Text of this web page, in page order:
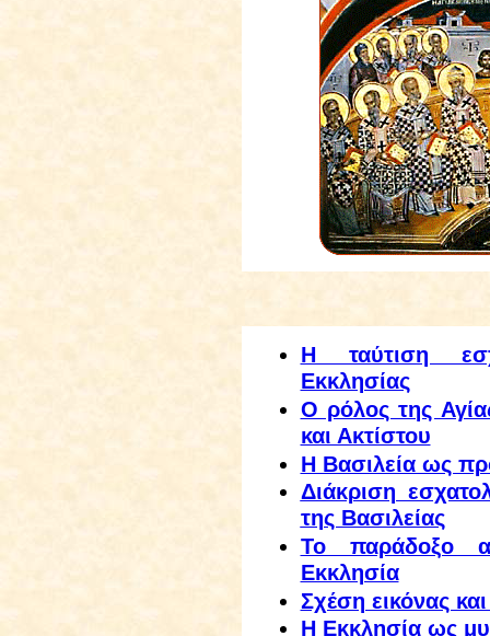
Η ταύτιση
Εκκλησίας
Ο ρόλος της
και Ακτίστου
Η Βασιλεία ως
Διάκριση
της Βασιλείας
Το παράδοξο
Εκκλησία
Σχέση εικόνας
Η Εκκλησία ως